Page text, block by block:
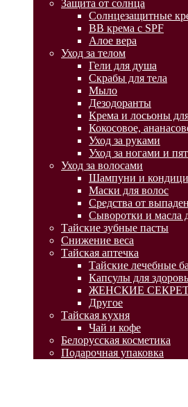
Защита от солнца
Солнцезащитные
BB крема с SPF
Алое вера
Уход за телом
Гели для душа
Скрабы для тела
Мыло
Дезодоранты
Крема и лосьоны
Кокосовое,
Уход за руками
Уход за ногами и
Уход за волосами
Шампуни и
Маски для волос
Средства от
Сыворотки и масла
Тайские зубные пасты
Снижение веса
Тайская аптечка
Тайские лечебные
Капсулы для
ЖЕНСКИЕ
Другое
Тайская кухня
Чай и кофе
Белорусская косметика
Подарочная упаковка